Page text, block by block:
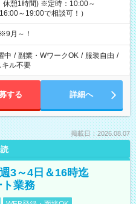
憩1時間) ※定時：10:00～
～19:00で相談可！）
月～！
中 / 副業・WワークOK / 服装自由 /
キル不要
する 詳細へ
掲載日：2026.08.07
3～4日＆16時迄
業務